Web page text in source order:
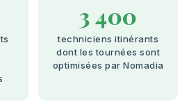
3 400
techniciens itinérants
dont les tournées sont
optimisées par Nomadia